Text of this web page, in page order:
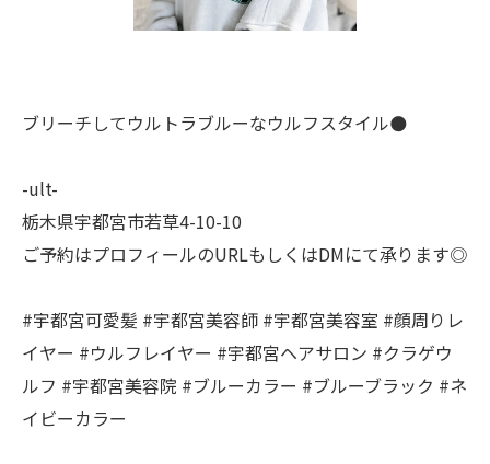
ブリーチしてウルトラブルーなウルフスタイル🌑
-ult-
栃木県宇都宮市若草4-10-10
ご予約はプロフィールのURLもしくはDMにて承ります◎
#宇都宮可愛髪 #宇都宮美容師 #宇都宮美容室 #顔周りレ
イヤー #ウルフレイヤー #宇都宮ヘアサロン #クラゲウ
ルフ #宇都宮美容院 #ブルーカラー #ブルーブラック #ネ
イビーカラー